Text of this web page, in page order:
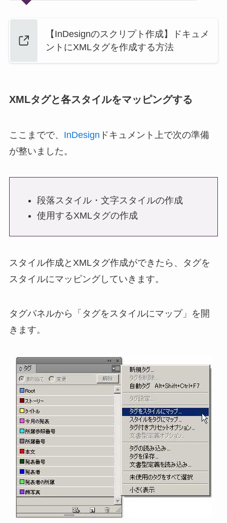
【InDesignのスクリプト作成】ドキュメ
ントにXMLタグを作成する方法
XMLタグと各スタイルをマッピングする
ここまでで、 InDesign ドキュメント上で次の準備
が整いました。
段落スタイル・文字スタイルの作成
使用するXMLタグの作成
スタイル作成とXMLタグ作成ができたら、タグを
スタイルにマッピングしていきます。
タグパネルから「タグをスタイルにマップ」を開
きます。